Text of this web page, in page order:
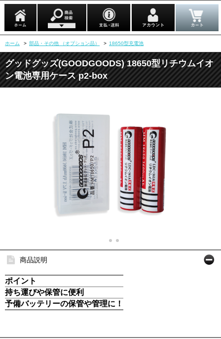
ホーム > 部品・その他 （オプション品） > 18650型充電池
グッドグッズ(GOODGOODS) 18650型リチウムイオ
ン電池専用ケース p2-box
商品説明
ポイント
持ち運びや保管に便利
予備バッテリーの保管や管理に！